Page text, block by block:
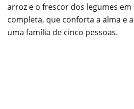
arroz e o frescor dos legumes
completa, que conforta a alma e
uma família de cinco pessoas.